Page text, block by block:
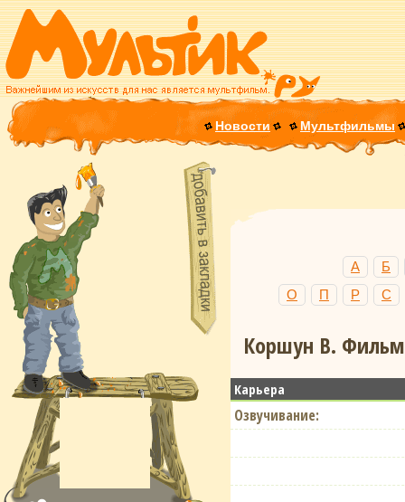
Новости Мультфильмы
А
Б
О
П Р С
Коршун В.
Карьера
Озвучивание: